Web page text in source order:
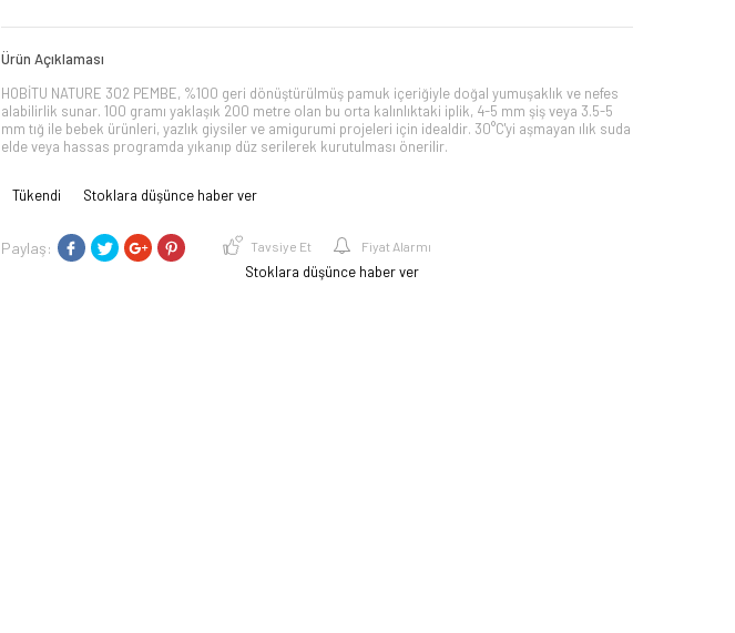
Ürün Açıklaması
HOBİTU NATURE 302 PEMBE, %100 geri dönüştürülmüş pamuk içeriğiyle doğal yumuşaklık ve nefes
alabilirlik sunar. 100 gramı yaklaşık 200 metre olan bu orta kalınlıktaki iplik, 4-5 mm şiş veya 3.5-5
mm tığ ile bebek ürünleri, yazlık giysiler ve amigurumi projeleri için idealdir. 30°C'yi aşmayan ılık suda
elde veya hassas programda yıkanıp düz serilerek kurutulması önerilir.
Tükendi Stoklara düşünce haber ver
Paylaş: Tavsiye Et Fiyat Alarmı
Stoklara düşünce haber ver